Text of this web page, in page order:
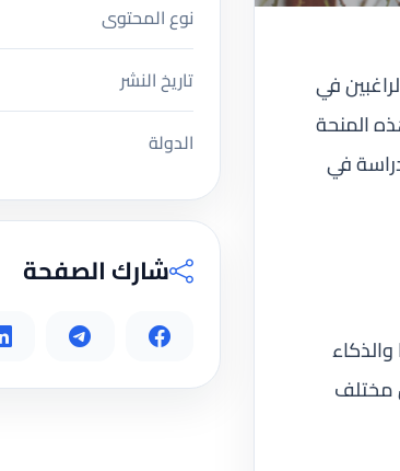
في
المنحة
في
آلاف الطلاب من مختلف
نوع المحتوى
تاريخ النشر
الدولة
شارك الصفحة